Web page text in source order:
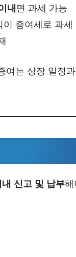
내 면 과세 가능
증여세로 과세
는 상장 일정
신고 및 납부해